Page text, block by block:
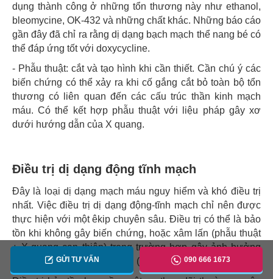
dụng thành công ở những tổn thương này như ethanol,
bleomycine, OK-432 và những chất khác. Những báo cáo
gần đây đã chỉ ra rằng dị dạng bạch mạch thể nang bé có
thể đáp ứng tốt với doxycycline.
- Phẫu thuật: cắt và tạo hình khi cần thiết. Cần chú ý các
biến chứng có thể xảy ra khi cố gắng cắt bỏ toàn bộ tổn
thương có liên quan đến các cấu trúc thần kinh mạch
máu. Có thể kết hợp phẫu thuật với liệu pháp gây xơ
dưới hướng dẫn của X quang.
Điều trị dị dạng động tĩnh mạch
Đây là loại dị dạng mạch máu nguy hiểm và khó điều trị
nhất. Việc điều trị dị dạng động-tĩnh mạch chỉ nên được
thực hiện với một êkip chuyên sâu. Điều trị có thể là bảo
tồn khi không gây biến chứng, hoặc xâm lấn (phẫu thuật
± X-quang can thiệp) trong trường hợp gây ảnh hưởng
chức năng hoặc biến chứng (loét, chảy máu).
GỬI TƯ VẤN 090 666 1673